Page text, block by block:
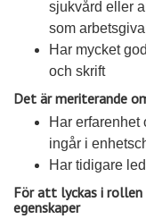
sjukvård eller
som
Har mycket
och skrift
Det är meriterande
Har erfarenhet
ingår i
Har tidigare
För att lyckas i
egenskaper